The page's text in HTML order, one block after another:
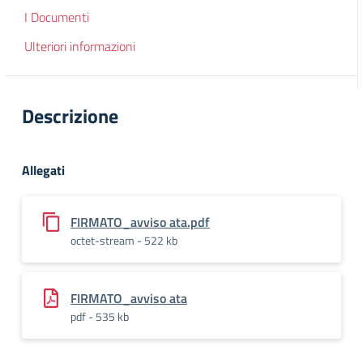
I Documenti
Ulteriori informazioni
Descrizione
Allegati
FIRMATO_avviso ata.pdf
octet-stream - 522 kb
FIRMATO_avviso ata
pdf - 535 kb